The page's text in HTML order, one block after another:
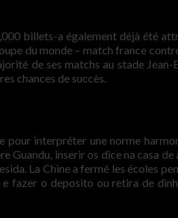
billets-a également déjà été
du monde – match france
de ses matchs au stade Jean-
chances de succès.
interpréter une norme
Guandu, inserir os dice na casa de
La Chine a fermé les écoles
fazer o deposito ou retira de